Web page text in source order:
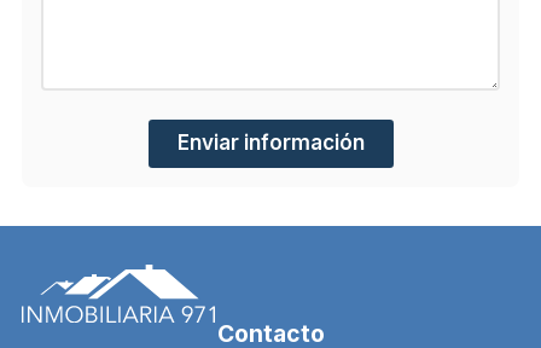
Enviar información
Contacto